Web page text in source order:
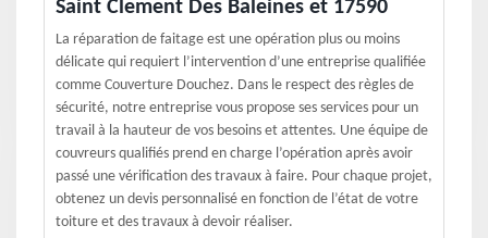
Saint Clement Des Baleines et 17590
La réparation de faitage est une opération plus ou moins
délicate qui requiert l’intervention d’une entreprise qualifiée
comme Couverture Douchez. Dans le respect des règles de
sécurité, notre entreprise vous propose ses services pour un
travail à la hauteur de vos besoins et attentes. Une équipe de
couvreurs qualifiés prend en charge l’opération après avoir
passé une vérification des travaux à faire. Pour chaque projet,
obtenez un devis personnalisé en fonction de l’état de votre
toiture et des travaux à devoir réaliser.